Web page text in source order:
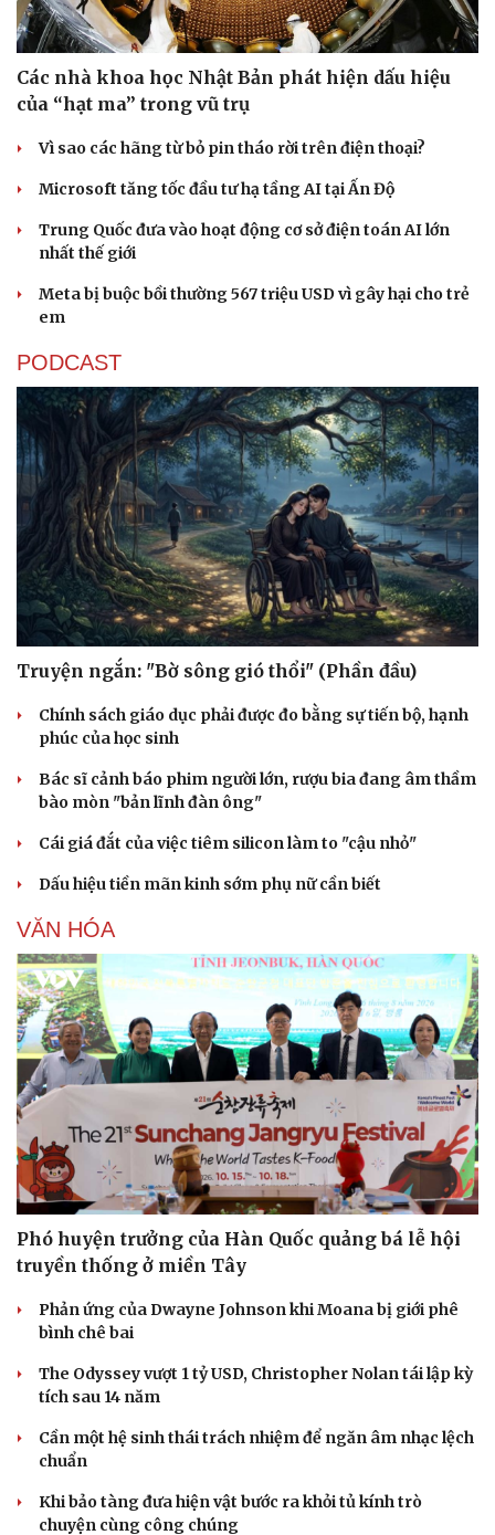
Thể thao
Bóng đá
Lịch thi đấu bóng đá
eSports
Ô tô - Xe máy
Ô tô
Doanh nghiệp
Thông tin doanh nghiệp
Doanh nghiệp 24h
Doanh nhân
Công nghệ
Tin Công nghệ
Các nhà khoa học Nhật Bản phát hiện dấu hiệu
của “hạt ma” trong vũ trụ
Vì sao các hãng từ bỏ pin tháo rời trên điện thoại?
Microsoft tăng tốc đầu tư hạ tầng AI tại Ấn Độ
Trung Quốc đưa vào hoạt động cơ sở điện toán AI lớn
nhất thế giới
Meta bị buộc bồi thường 567 triệu USD vì gây hại cho trẻ
em
PODCAST
Truyện ngắn: "Bờ sông gió thổi" (Phần đầu)
Chính sách giáo dục phải được đo bằng sự tiến bộ, hạnh
phúc của học sinh
Bác sĩ cảnh báo phim người lớn, rượu bia đang âm thầm
bào mòn "bản lĩnh đàn ông"
Cái giá đắt của việc tiêm silicon làm to "cậu nhỏ"
Dấu hiệu tiền mãn kinh sớm phụ nữ cần biết
VĂN HÓA
Phó huyện trưởng của Hàn Quốc quảng bá lễ hội
truyền thống ở miền Tây
Phản ứng của Dwayne Johnson khi Moana bị giới phê
bình chê bai
The Odyssey vượt 1 tỷ USD, Christopher Nolan tái lập kỳ
tích sau 14 năm
Cần một hệ sinh thái trách nhiệm để ngăn âm nhạc lệch
chuẩn
Khi bảo tàng đưa hiện vật bước ra khỏi tủ kính trò
chuyện cùng công chúng